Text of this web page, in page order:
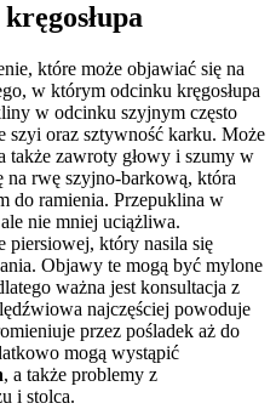
które może objawiać się na
w którym odcinku kręgosłupa
w odcinku szyjnym często
oraz sztywność karku. Może
także zawroty głowy i szumy w
na rwę szyjno-barkową, która
do ramienia. Przepuklina w
nie mniej uciążliwa.
piersiowej, który nasila się
Objawy te mogą być mylone
ważna jest konsultacja z
najczęściej powoduje
przez pośladek aż do
mogą wystąpić
, a także problemy z
i stolca.